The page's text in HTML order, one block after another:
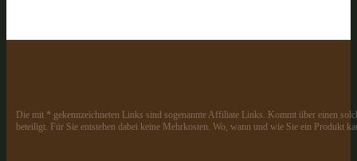
Die mit * gekennzeichneten Links sind sogenannte Affiliate Links. Kommt über einen
beteiligt. Für Sie entstehen dabei keine Mehrkosten. Wo, wann und wie Sie ein Produkt